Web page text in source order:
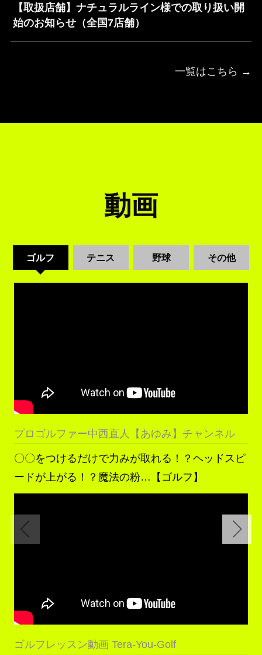
【取扱店舗】ナチュラルライン様での取り扱い開
始のお知らせ（全国7店舗）
一覧はこちら →
動画
ゴルフ テニス 野球 その他
プロゴルファー中西直人【あゆみ】チャンネル
〇〇をつけるだけで力みが取れる！？ヘッドスピ
ードが上がる！？魔法の粉…【ゴルフ】
ゴルフレッスン動画 Tera-You-Golf